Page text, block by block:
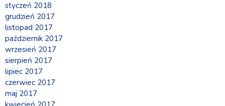
styczeń 2018
grudzień 2017
listopad 2017
październik 2017
wrzesień 2017
sierpień 2017
lipiec 2017
czerwiec 2017
maj 2017